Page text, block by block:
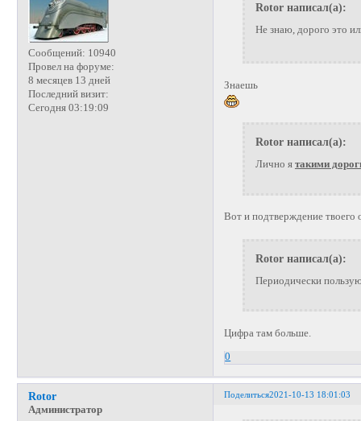
Сообщений: 10940
Провел на форуме:
8 месяцев 13 дней
Последний визит:
Сегодня 03:19:09
Rotor написал(а):
Не знаю, дорого это
Знаешь
Rotor написал(а):
Лично я такими
Вот и подтверждение
Rotor написал(а):
Периодически
Цифра там больше.
0
Поделиться2021-10-13 18:01:03
Rotor
Администратор